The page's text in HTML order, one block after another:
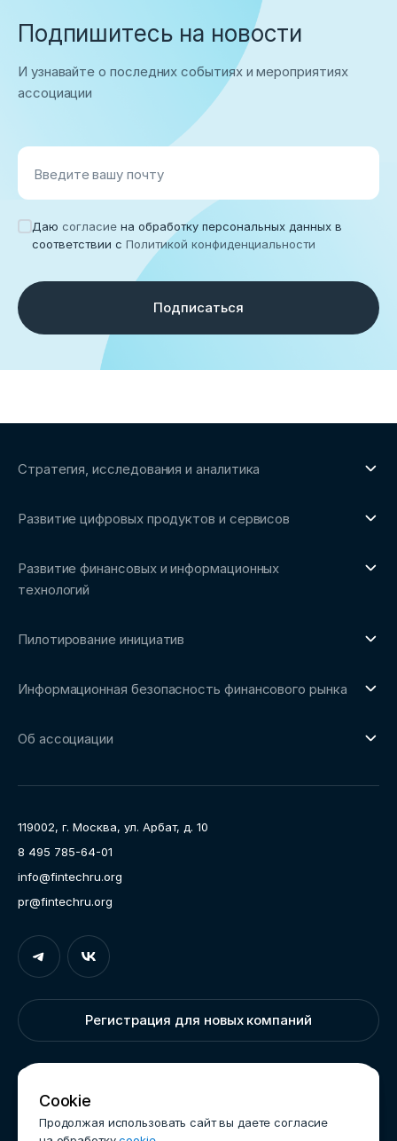
Подпишитесь на новости
И узнавайте о последних событиях и мероприятиях
ассоциации
Введите вашу почту
Даю согласие на обработку персональных данных в
соответствии с Политикой конфиденциальности
Подписаться
Стратегия, исследования и аналитика
Обзоры рынка и аналитические исследования
Трендвотчинг и информационный сервис
Развитие цифровых продуктов и сервисов
Развитие финансовых и информационных
технологий
Репозиторий Ассоциации
Рабочие группы
Пилотирование инициатив
Площадка пилотного тестирования
Информационная безопасность финансового рынка
Направления работы
Об ассоциации
Карьера
Контакты
Документы
119002, г. Москва, ул. Арбат, д. 10
8 495 785-64-01
info@fintechru.org
pr@fintechru.org
Регистрация для новых компаний
Cookie
Продолжая использовать сайт вы даете согласие
Вход
Укажите вашу корпоративную почту. На неё мы вышлем
ссылку для входа